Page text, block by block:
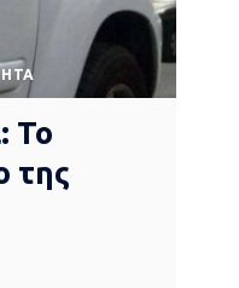
Το
της